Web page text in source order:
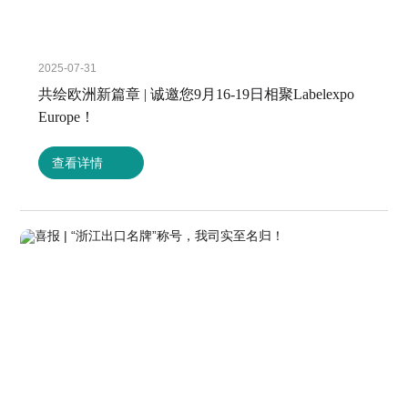
2025-07-31
共绘欧洲新篇章 | 诚邀您9月16-19日相聚Labelexpo
Europe！
查看详情